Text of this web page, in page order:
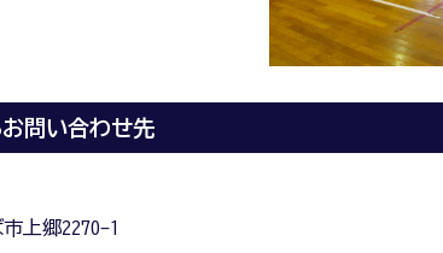
問い合わせ先
上郷2270-1